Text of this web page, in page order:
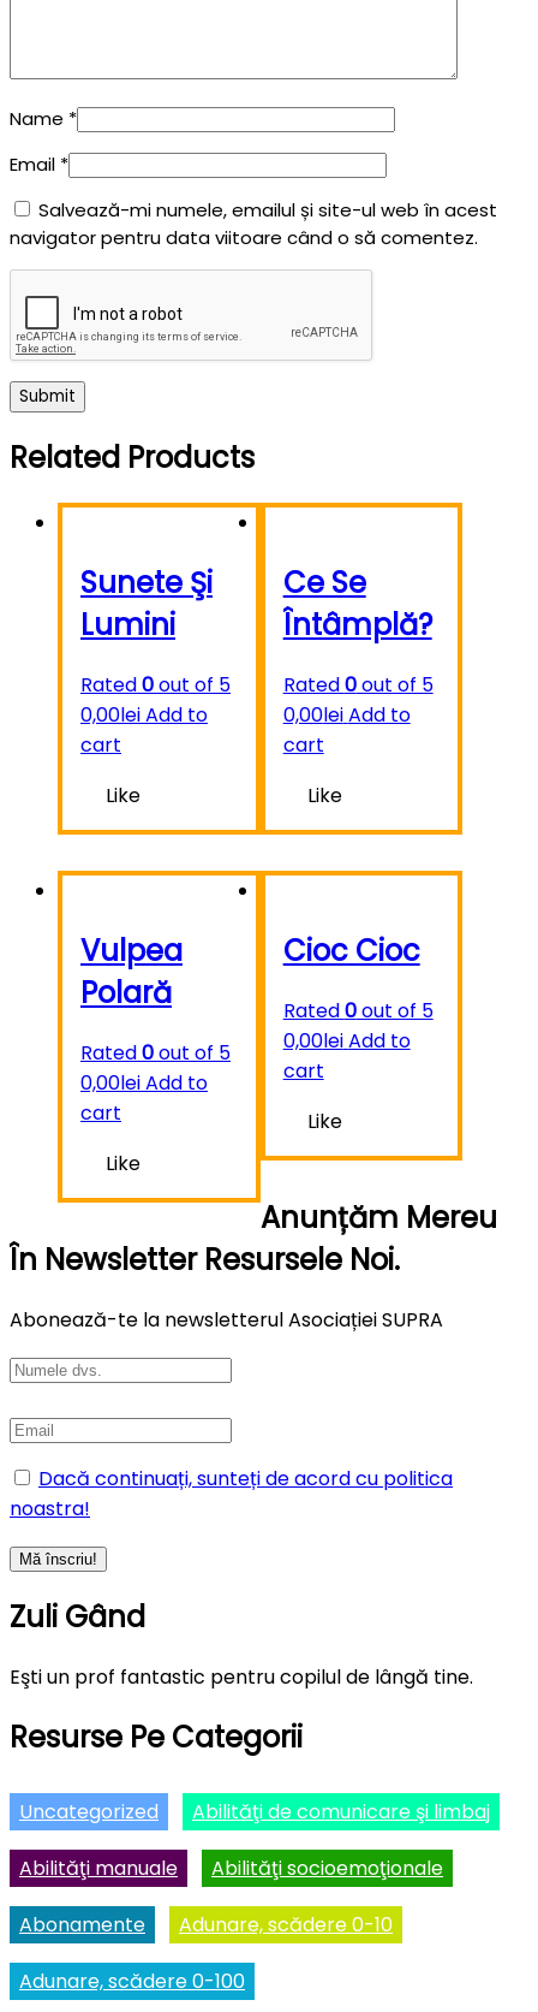
Name *
Email *
Salvează-mi numele, emailul și site-ul web în acest
navigator pentru data viitoare când o să comentez.
Related Products
Sunete Şi
Lumini
Rated0out of 5
0,00leiAdd to
cart
Like
Ce Se
Întâmplă?
Rated0out of 5
0,00leiAdd to
cart
Like
Vulpea
Polară
Rated0out of 5
0,00leiAdd to
cart
Like
Cioc Cioc
Rated0out of 5
0,00leiAdd to
cart
Like
Anunțăm Mereu
În Newsletter Resursele Noi.
Abonează-te la newsletterul Asociației SUPRA
Dacă continuați, sunteți de acord cu politica
noastra!
Zuli Gând
Eşti un prof fantastic pentru copilul de lângă tine.
Resurse Pe Categorii
Uncategorized Abilităţi de comunicare şi limbaj
Abilităţi manuale Abilităţi socioemoţionale
Abonamente Adunare, scădere 0-10
Adunare, scădere 0-100